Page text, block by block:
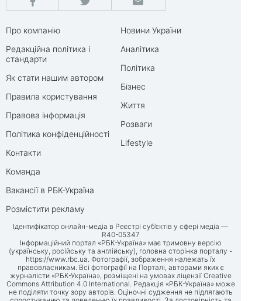
Про компанію
Редакційна політика і
стандарти
Як стати нашим автором
Правила користування
Правова інформація
Політика конфіденційності
Контакти
Команда
Вакансії в РБК-Україна
Розмістити рекламу
Новини України
Аналітика
Політика
Бізнес
Життя
Розваги
Lifestyle
Ідентифікатор онлайн-медіа в Реєстрі суб’єктів у сфері медіа —
R40-05347
Інформаційний портал «РБК-Україна» має тримовну версію
(українську, російську та англійську), головна сторінка порталу -
https://www.rbc.ua. Фотографії, зображення належать їх
правовласникам. Всі фотографії на Порталі, авторами яких є
журналісти «РБК-Україна», розміщені на умовах ліцензії Creative
Commons Attribution 4.0 International. Редакція «РБК-Україна» може
не поділяти точку зору авторів. Оціночні судження не підлягають